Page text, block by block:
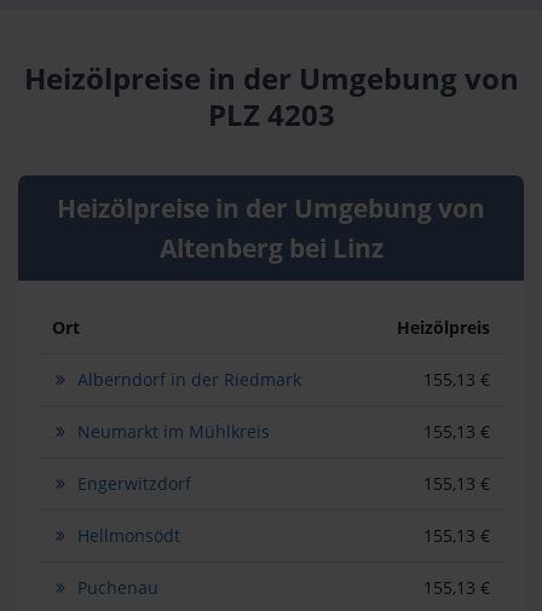
Heizölpreise in der Umgebung von
PLZ 4203
Heizölpreise in der Umgebung von
Altenberg bei Linz
Ort Heizölpreis
Alberndorf in der Riedmark 155,13 €
Neumarkt im Mühlkreis 155,13 €
Engerwitzdorf 155,13 €
Hellmonsödt 155,13 €
Puchenau 155,13 €